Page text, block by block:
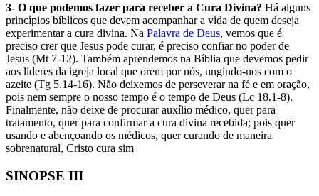
3- O que podemos fazer para receber a Cura Divina? Há alguns
princípios bíblicos que devem acompanhar a vida de quem deseja
experimentar a cura divina. Na Palavra de Deus, vemos que é
preciso crer que Jesus pode curar, é preciso confiar no poder de
Jesus (Mt 7-12). Também aprendemos na Bíblia que devemos pedir
aos líderes da igreja local que orem por nós, ungindo-nos com o
azeite (Tg 5.14-16). Não deixemos de perseverar na fé e em oração,
pois nem sempre o nosso tempo é o tempo de Deus (Lc 18.1-8).
Finalmente, não deixe de procurar auxílio médico, quer para
tratamento, quer para confirmar a cura divina recebida; pois quer
usando e abençoando os médicos, quer curando de maneira
sobrenatural, Cristo cura sim
SINOPSE III